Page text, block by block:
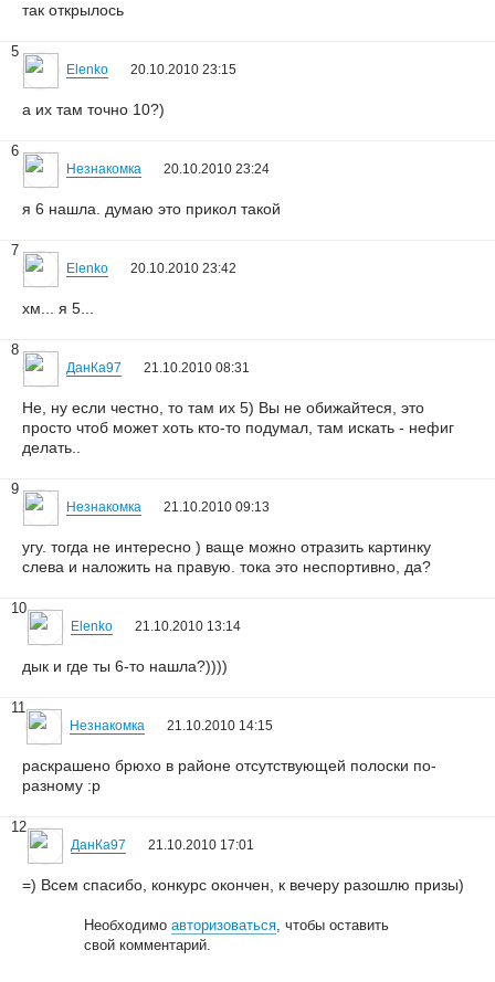
так открылось
5
Elenko 20.10.2010 23:15
а их там точно 10?)
6
Незнакомка 20.10.2010 23:24
я 6 нашла. думаю это прикол такой
7
Elenko 20.10.2010 23:42
хм... я 5...
8
ДанКа97 21.10.2010 08:31
Не, ну если честно, то там их 5) Вы не обижайтеся, это
просто чтоб может хоть кто-то подумал, там искать - нефиг
делать..
9
Незнакомка 21.10.2010 09:13
угу. тогда не интересно ) ваще можно отразить картинку
слева и наложить на правую. тока это неспортивно, да?
10
Elenko 21.10.2010 13:14
дык и где ты 6-то нашла?))))
11
Незнакомка 21.10.2010 14:15
раскрашено брюхо в районе отсутствующей полоски по-
разному :р
12
ДанКа97 21.10.2010 17:01
=) Всем спасибо, конкурс окончен, к вечеру разошлю призы)
Необходимоавторизоваться, чтобы оставить
свой комментарий.